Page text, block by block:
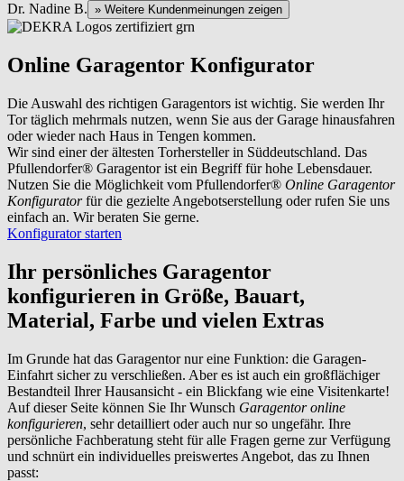
Dr. Nadine B. » Weitere Kundenmeinungen zeigen
Online Garagentor Konfigurator
Die Auswahl des richtigen Garagentors ist wichtig. Sie werden Ihr
Tor täglich mehrmals nutzen, wenn Sie aus der Garage hinausfahren
oder wieder nach Haus in Tengen kommen.
Wir sind einer der ältesten Torhersteller in Süddeutschland. Das
Pfullendorfer® Garagentor ist ein Begriff für hohe Lebensdauer.
Nutzen Sie die Möglichkeit vom Pfullendorfer® Online Garagentor
Konfiguratorfür die gezielte Angebotserstellung oder rufen Sie uns
einfach an. Wir beraten Sie gerne.
Konfigurator starten
Ihr persönliches Garagentor
konfigurieren in Größe, Bauart,
Material, Farbe und vielen Extras
Im Grunde hat das Garagentor nur eine Funktion: die Garagen-
Einfahrt sicher zu verschließen. Aber es ist auch ein großflächiger
Bestandteil Ihrer Hausansicht - ein Blickfang wie eine Visitenkarte!
Auf dieser Seite können Sie Ihr Wunsch Garagentor online
konfigurieren, sehr detailliert oder auch nur so ungefähr. Ihre
persönliche Fachberatung steht für alle Fragen gerne zur Verfügung
und schnürt ein individuelles preiswertes Angebot, das zu Ihnen
passt: